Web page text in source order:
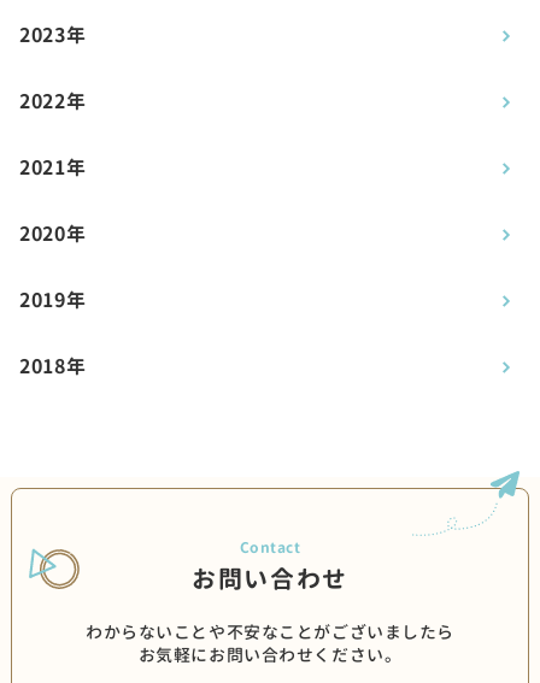
2023年
2022年
2021年
2020年
2019年
2018年
お問い合わせ
わからないことや不安なことがございましたら
お気軽にお問い合わせください。